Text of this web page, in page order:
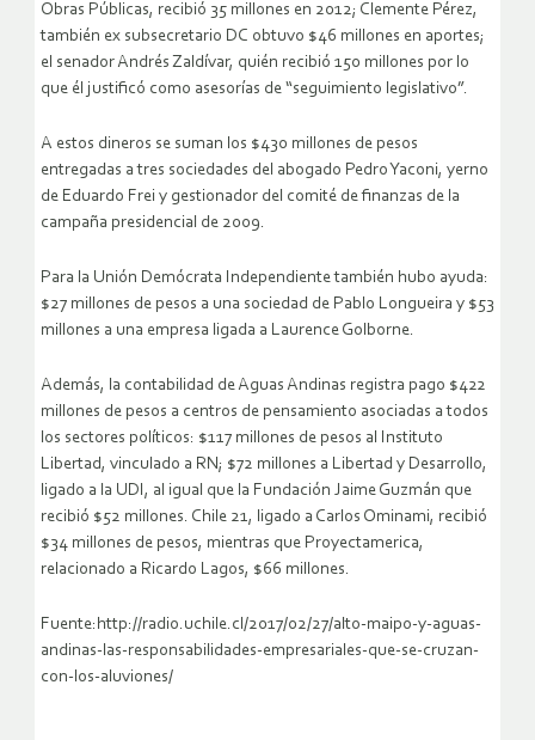
Obras Públicas, recibió 35 millones en 2012; Clemente Pérez,
también ex subsecretario DC obtuvo $46 millones en aportes;
el senador Andrés Zaldívar, quién recibió 150 millones por lo
que él justificó como asesorías de “seguimiento legislativo”.
A estos dineros se suman los $430 millones de pesos
entregadas a tres sociedades del abogado Pedro Yaconi, yerno
de Eduardo Frei y gestionador del comité de finanzas de la
campaña presidencial de 2009.
Para la Unión Demócrata Independiente también hubo ayuda:
$27 millones de pesos a una sociedad de Pablo Longueira y $53
millones a una empresa ligada a Laurence Golborne.
Además, la contabilidad de Aguas Andinas registra pago $422
millones de pesos a centros de pensamiento asociadas a todos
los sectores políticos: $117 millones de pesos al Instituto
Libertad, vinculado a RN; $72 millones a Libertad y Desarrollo,
ligado a la UDI, al igual que la Fundación Jaime Guzmán que
recibió $52 millones. Chile 21, ligado a Carlos Ominami, recibió
$34 millones de pesos, mientras que Proyectamerica,
relacionado a Ricardo Lagos, $66 millones.
Fuente:http://radio.uchile.cl/2017/02/27/alto-maipo-y-aguas-
andinas-las-responsabilidades-empresariales-que-se-cruzan-
con-los-aluviones/